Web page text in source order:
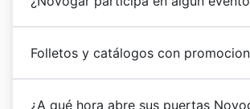
preferidas de la zona
publicamos. Podrás encontrar
verano, las promociones de
New Year
. Además, mantente
Folletos y catálogos con
¿A qué hora abre sus puertas